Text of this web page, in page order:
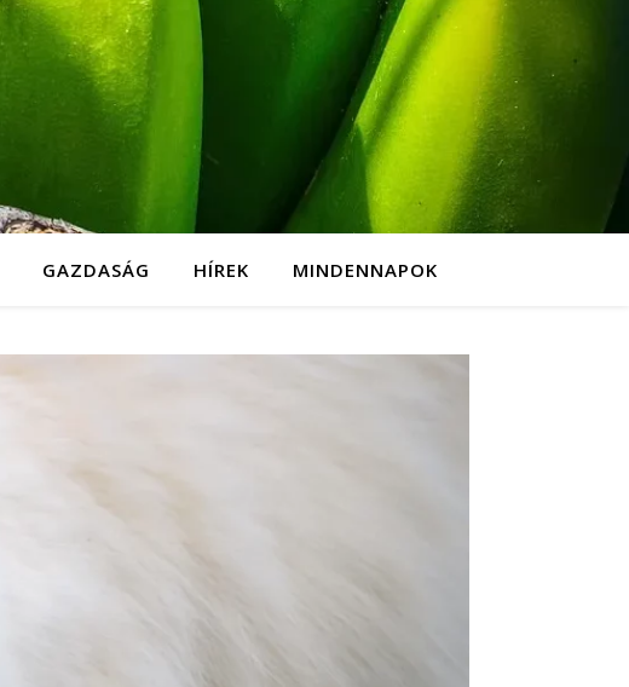
GAZDASÁG HÍREK MINDENNAPOK